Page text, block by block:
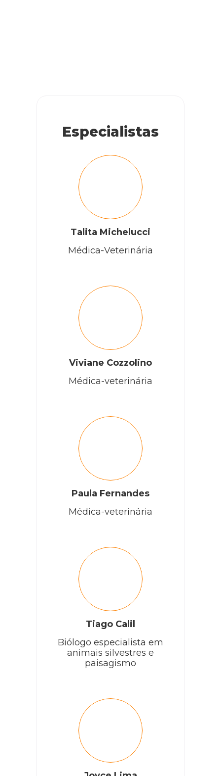
Especialistas
Talita Michelucci
Médica-Veterinária
Viviane Cozzolino
Médica-veterinária
Paula Fernandes
Médica-veterinária
Tiago Calil
Biólogo especialista em
animais silvestres e
paisagismo